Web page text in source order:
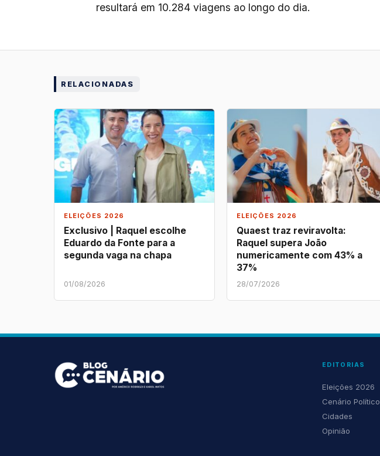
resultará em 10.284 viagens ao longo do dia.
RELACIONADAS
ELEIÇÕES 2026
Exclusivo | Raquel escolhe
Eduardo da Fonte para a
segunda vaga na chapa
01/08/2026
ELEIÇÕES 2026
Quaest traz reviravolta:
Raquel supera João
numericamente com 43% a
37%
28/07/2026
EDITORIAS
Eleições 2026
Cenário Político
Cidades
Opinião